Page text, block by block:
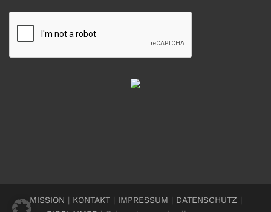
MISSION | KONTAKT| IMPRESSUM | DATENSCHUTZ |